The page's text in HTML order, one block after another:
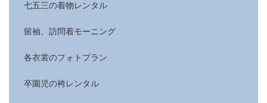
七五三の着物レンタル
留袖、訪問着モーニング
各衣裳のフォトプラン
卒園児の袴レンタル